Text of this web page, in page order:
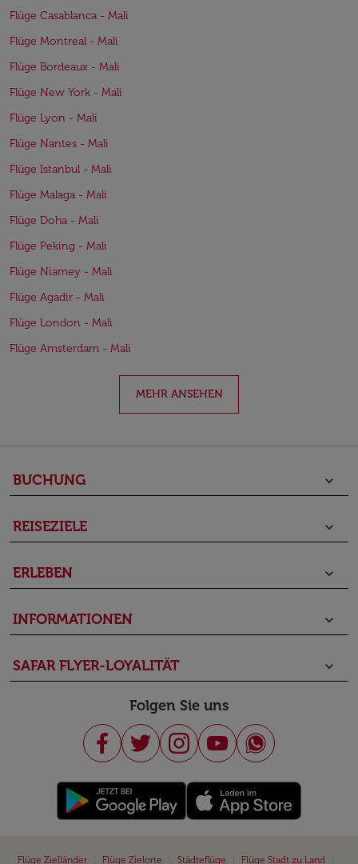
Flüge Casablanca - Mali
Flüge Montreal - Mali
Flüge Bordeaux - Mali
Flüge New York - Mali
Flüge Lyon - Mali
Flüge Nantes - Mali
Flüge Istanbul - Mali
Flüge Malaga - Mali
Flüge Doha - Mali
Flüge Peking - Mali
Flüge Niamey - Mali
Flüge Agadir - Mali
Flüge London - Mali
Flüge Amsterdam - Mali
MEHR ANSEHEN
BUCHUNG keyboard_arrow_down
REISEZIELE keyboard_arrow_down
ERLEBEN keyboard_arrow_down
INFORMATIONEN keyboard_arrow_down
SAFAR FLYER-LOYALITÄT keyboard_arrow_down
Folgen Sie uns
Flüge Zielländer Flüge Zielorte Städteflüge Flüge Stadt zu Land